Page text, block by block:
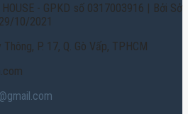
- GPKD số 0317003916 | Bởi Sở
10/2021
P. 17, Q. Gò Vấp, TPHCM